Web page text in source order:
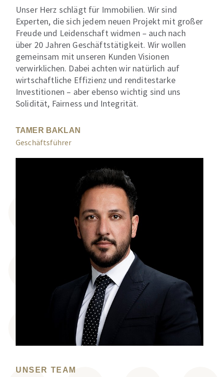
Unser Herz schlägt für Immobilien. Wir sind
Experten, die sich jedem neuen Projekt mit großer
Freude und Leidenschaft widmen – auch nach
über 20 Jahren Geschäftstätigkeit. Wir wollen
gemeinsam mit unseren Kunden Visionen
verwirklichen. Dabei achten wir natürlich auf
wirtschaftliche Effizienz und renditestarke
Investitionen – aber ebenso wichtig sind uns
Solidität, Fairness und Integrität.
TAMER BAKLAN
Geschäftsführer
UNSER TEAM